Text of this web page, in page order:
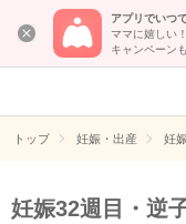
アプリでいつ
ママに嬉しい
キャンペーン
トップ 妊娠・出産 妊
妊娠32週目・逆